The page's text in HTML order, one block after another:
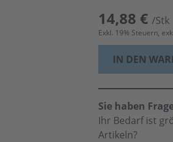
14,88 € /Stk
Exkl. 19% Steuern,
IN DEN
Sie haben
Ihr Bedarf ist
Artikeln?